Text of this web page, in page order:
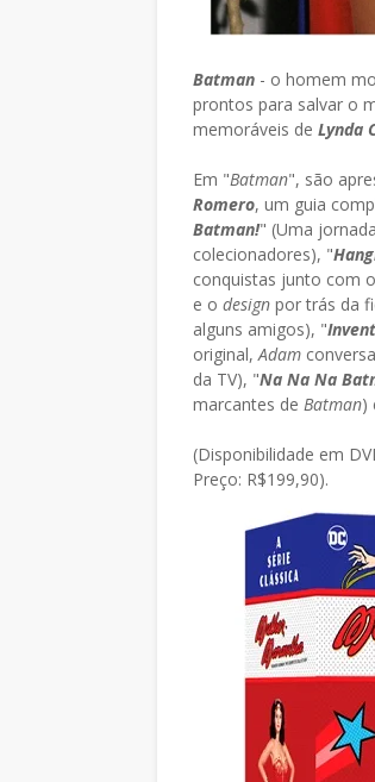
Batman - o homem
prontos para salvar o
memoráveis de Lynda
Em "Batman", são
Romero, um guia
Batman!" (Uma
colecionadores), "
conquistas junto com
e o design por trás da
alguns amigos), "
original,Adam
da TV), "Na Na Na
marcantes de Batman)
(Disponibilidade em
Preço: R$199,90).